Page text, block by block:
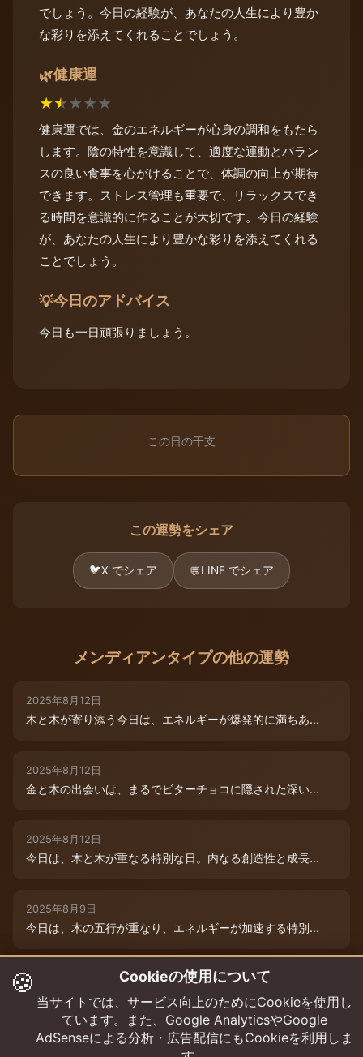
でしょう。今日の経験が、あなたの人生により豊か
な彩りを添えてくれることでしょう。
🌿健康運
★★★★★
健康運では、金のエネルギーが心身の調和をもたら
します。陰の特性を意識して、適度な運動とバラン
スの良い食事を心がけることで、体調の向上が期待
できます。ストレス管理も重要で、リラックスでき
る時間を意識的に作ることが大切です。今日の経験
が、あなたの人生により豊かな彩りを添えてくれる
ことでしょう。
💡今日のアドバイス
今日も一日頑張りましょう。
この日の干支
この運勢をシェア
🐦X でシェア 💬LINE でシェア
メンディアンタイプの他の運勢
2025年8月12日
木と木が寄り添う今日は、エネルギーが爆発的に満ちあ...
2025年8月12日
金と木の出会いは、まるでビターチョコに隠された深い...
2025年8月12日
今日は、木と木が重なる特別な日。内なる創造性と成長...
2025年8月9日
今日は、木の五行が重なり、エネルギーが加速する特別...
2025年8月12日
本日は、金と木の微妙な相克エネルギーが流れています...
🍪 Cookieの使用について
当サイトでは、サービス向上のためにCookieを使用し
ています。また、Google AnalyticsやGoogle
AdSenseによる分析・広告配信にもCookieを利用しま